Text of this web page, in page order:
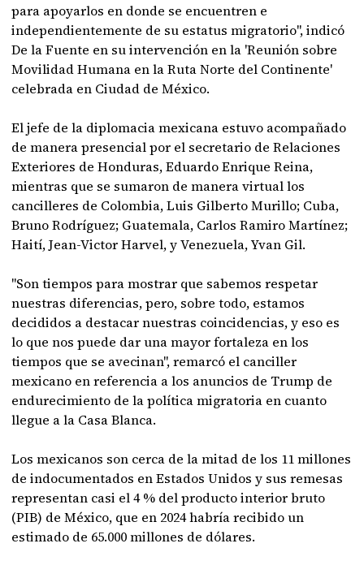
para apoyarlos en donde se encuentren e
independientemente de su estatus migratorio", indicó
De la Fuente en su intervención en la 'Reunión sobre
Movilidad Humana en la Ruta Norte del Continente'
celebrada en Ciudad de México.
El jefe de la diplomacia mexicana estuvo acompañado
de manera presencial por el secretario de Relaciones
Exteriores de Honduras, Eduardo Enrique Reina,
mientras que se sumaron de manera virtual los
cancilleres de Colombia, Luis Gilberto Murillo; Cuba,
Bruno Rodríguez; Guatemala, Carlos Ramiro Martínez;
Haití, Jean-Victor Harvel, y Venezuela, Yvan Gil.
"Son tiempos para mostrar que sabemos respetar
nuestras diferencias, pero, sobre todo, estamos
decididos a destacar nuestras coincidencias, y eso es
lo que nos puede dar una mayor fortaleza en los
tiempos que se avecinan", remarcó el canciller
mexicano en referencia a los anuncios de Trump de
endurecimiento de la política migratoria en cuanto
llegue a la Casa Blanca.
Los mexicanos son cerca de la mitad de los 11 millones
de indocumentados en Estados Unidos y sus remesas
representan casi el 4 % del producto interior bruto
(PIB) de México, que en 2024 habría recibido un
estimado de 65.000 millones de dólares.